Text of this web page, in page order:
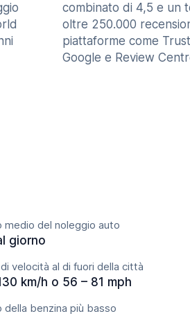
combinato di 4,5 e un
oltre 250.000
piattaforme come
Google e Review
medio del noleggio auto
giorno
velocità al di fuori della città
km/h o 56 – 81 mph
della benzina più basso